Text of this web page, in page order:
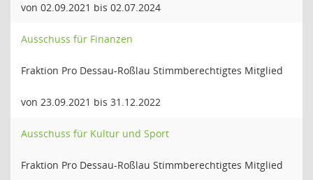
von 02.09.2021 bis 02.07.2024
Ausschuss für Finanzen
Fraktion Pro Dessau-Roßlau Stimmberechtigtes Mitglied
von 23.09.2021 bis 31.12.2022
Ausschuss für Kultur und Sport
Fraktion Pro Dessau-Roßlau Stimmberechtigtes Mitglied